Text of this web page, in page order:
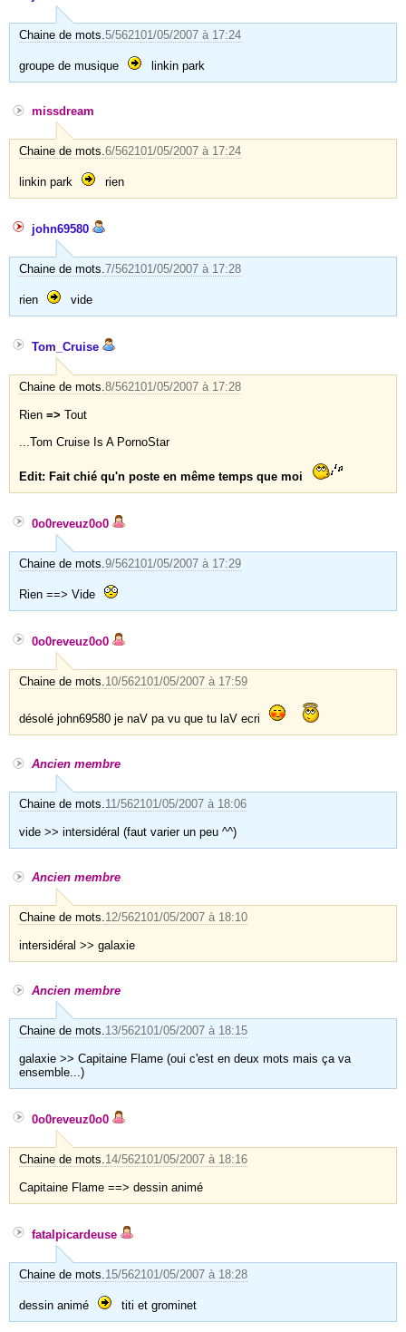
Chaine de mots.5/562101/05/2007 à 17:24
groupe de musique linkin park
missdream
Chaine de mots.6/562101/05/2007 à 17:24
linkin park rien
john69580
Chaine de mots.7/562101/05/2007 à 17:28
rien vide
Tom_Cruise
Chaine de mots.8/562101/05/2007 à 17:28
Rien => Tout
...Tom Cruise Is A PornoStar
Edit: Fait chié qu'n poste en même temps que moi
0o0reveuz0o0
Chaine de mots.9/562101/05/2007 à 17:29
Rien ==> Vide
0o0reveuz0o0
Chaine de mots.10/562101/05/2007 à 17:59
désolé john69580 je naV pa vu que tu laV ecri
Ancien membre
Chaine de mots.11/562101/05/2007 à 18:06
vide >> intersidéral (faut varier un peu ^^)
Ancien membre
Chaine de mots.12/562101/05/2007 à 18:10
intersidéral >> galaxie
Ancien membre
Chaine de mots.13/562101/05/2007 à 18:15
galaxie >> Capitaine Flame (oui c'est en deux mots mais ça va
ensemble...)
0o0reveuz0o0
Chaine de mots.14/562101/05/2007 à 18:16
Capitaine Flame ==> dessin animé
fatalpicardeuse
Chaine de mots.15/562101/05/2007 à 18:28
dessin animé titi et grominet